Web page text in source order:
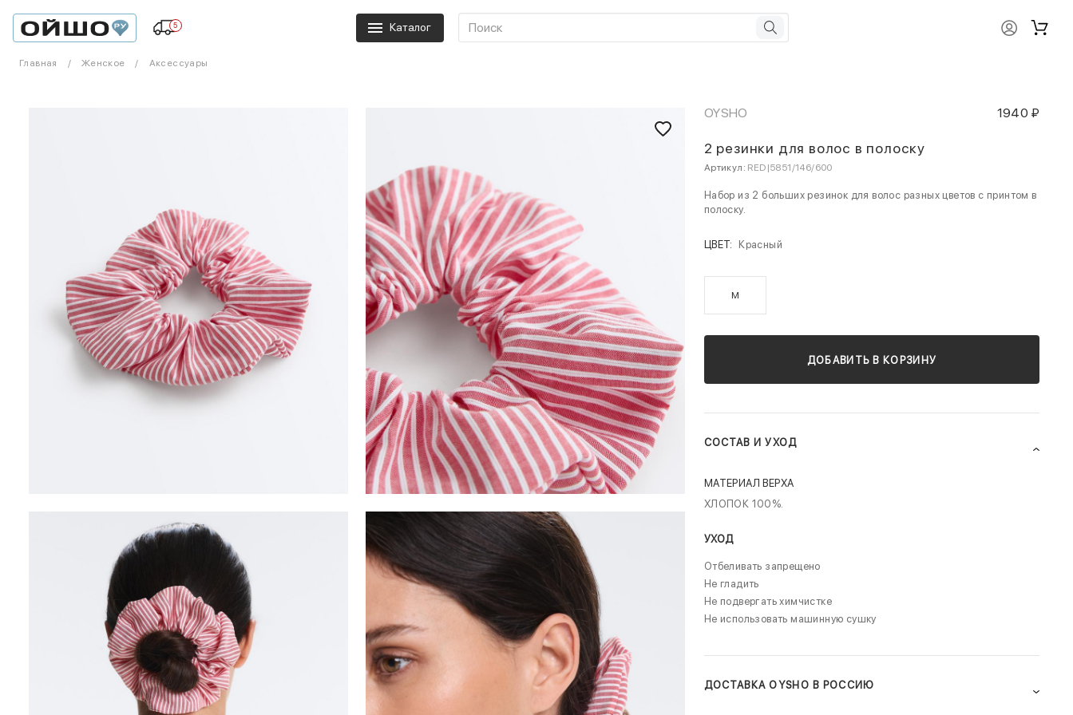
5 Каталог
Главная Женское Аксессуары
OYSHO 1940 ₽
2 резинки для волос в полоску
Артикул: RED|5851/146/600
Набор из 2 больших резинок для волос разных цветов с принтом в
полоску.
ЦВЕТ: Красный
M
ДОБАВИТЬ В КОРЗИНУ
СОСТАВ И УХОД
МАТЕРИАЛ ВЕРХА
ХЛОПОК 100%.
УХОД
Отбеливать запрещено
Не гладить
Не подвергать химчистке
Не использовать машинную сушку
ДОСТАВКА OYSHO В РОССИЮ